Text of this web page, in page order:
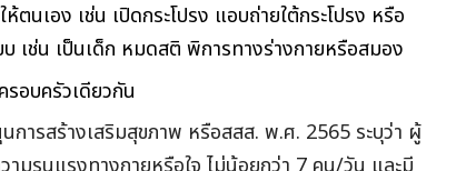
นเอง เช่น เปิดกระโปรง แอบถ่ายใต้กระโปรง หรือ
เช่น เป็นเด็ก หมดสติ พิการทางร่างกายหรือสมอง
อบครัวเดียวกัน
ารสร้างเสริมสุขภาพ หรือสสส. พ.ศ. 2565 ระบุว่า ผู้